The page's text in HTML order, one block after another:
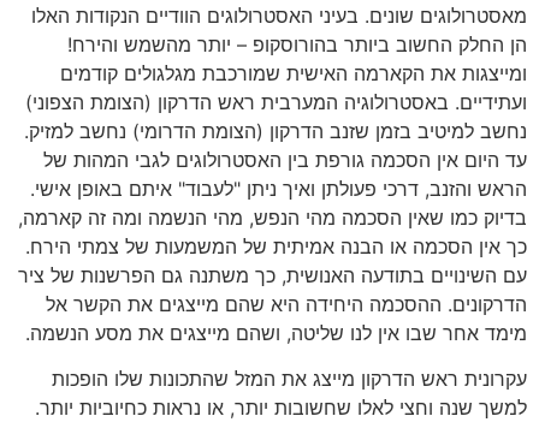
מאסטרולוגים שונים. בעיני האסטרולוגים הוודיים הנקודות האלו
הן החלק החשוב ביותר בהורוסקופ – יותר מהשמש והירח!
ומייצגות את הקארמה האישית שמורכבת מגלגולים קודמים
ועתידיים. באסטרולוגיה המערבית ראש הדרקון (הצומת הצפוני)
נחשב למיטיב בזמן שזנב הדרקון (הצומת הדרומי) נחשב למזיק.
עד היום אין הסכמה גורפת בין האסטרולוגים לגבי המהות של
הראש והזנב, דרכי פעולתן ואיך ניתן "לעבוד" איתם באופן אישי.
בדיוק כמו שאין הסכמה מהי הנפש, מהי הנשמה ומה זה קארמה,
כך אין הסכמה או הבנה אמיתית של המשמעות של צמתי הירח.
עם השינויים בתודעה האנושית, כך משתנה גם הפרשנות של ציר
הדרקונים. ההסכמה היחידה היא שהם מייצגים את הקשר אל
מימד אחר שבו אין לנו שליטה, ושהם מייצגים את מסע הנשמה.
עקרונית ראש הדרקון מייצג את המזל שהתכונות שלו הופכות
למשך שנה וחצי לאלו שחשובות יותר, או נראות כחיוביות יותר.